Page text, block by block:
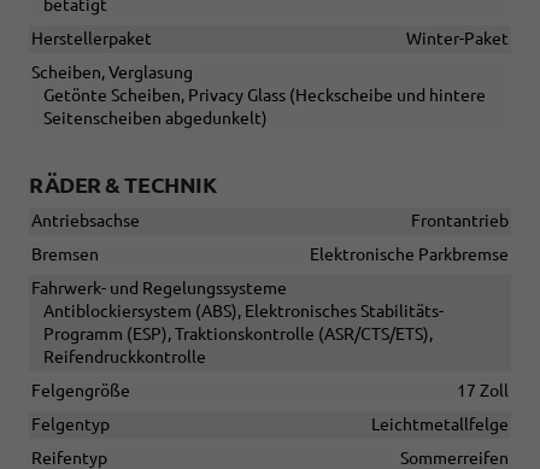
betätigt
Herstellerpaket
Winter-Paket
Scheiben, Verglasung
Getönte Scheiben, Privacy Glass (Heckscheibe und hintere
Seitenscheiben abgedunkelt)
RÄDER & TECHNIK
Antriebsachse
Frontantrieb
Bremsen
Elektronische Parkbremse
Fahrwerk- und Regelungssysteme
Antiblockiersystem (ABS), Elektronisches Stabilitäts-
Programm (ESP), Traktionskontrolle (ASR/CTS/ETS),
Reifendruckkontrolle
Felgengröße
17 Zoll
Felgentyp
Leichtmetallfelge
Reifentyp
Sommerreifen